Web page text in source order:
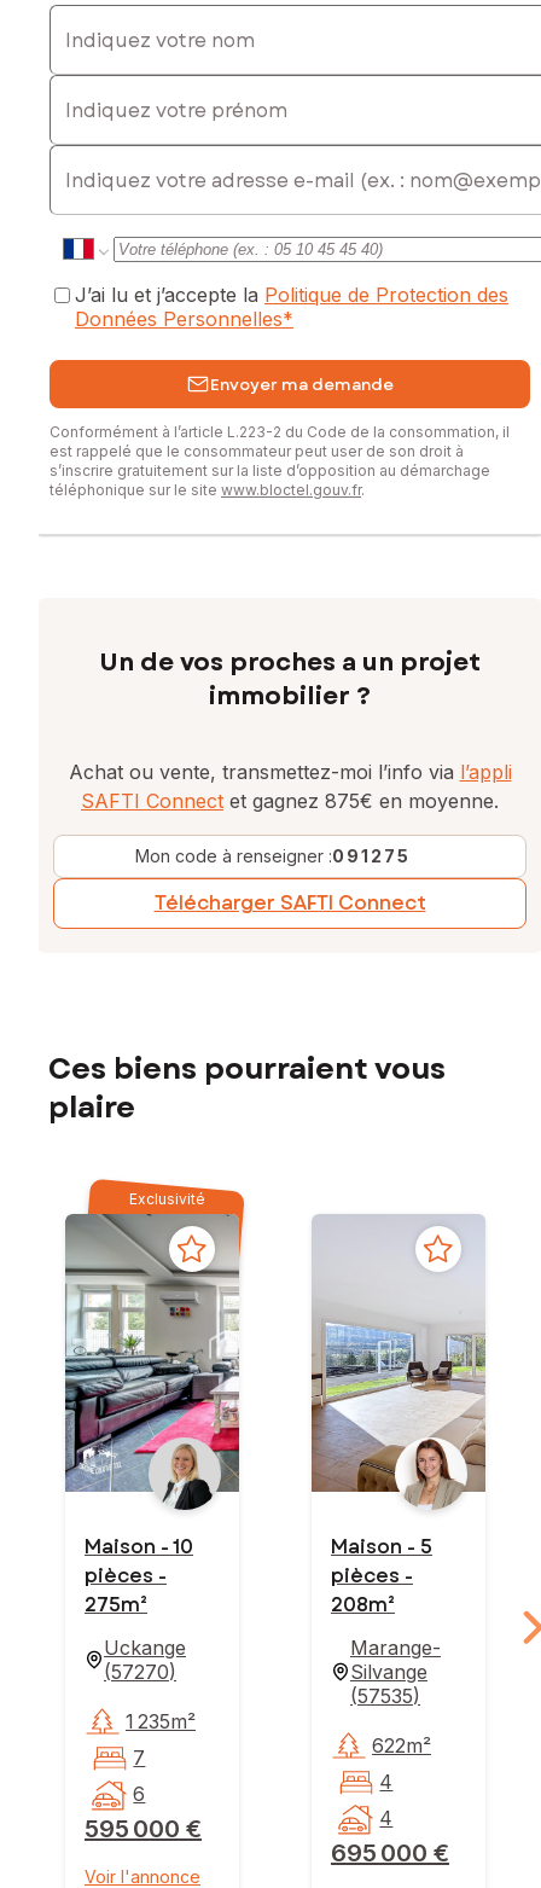
Indiquez votre nom
Indiquez votre prénom
E-mail
J’ai lu et j’accepte la Politique de Protection des
Données Personnelles*
Envoyer ma demande
Conformément à l’article L.223-2 du Code de la consommation, il
est rappelé que le consommateur peut user de son droit à
s’inscrire gratuitement sur la liste d’opposition au démarchage
téléphonique sur le site www.bloctel.gouv.fr.
Un de vos proches a un projet
immobilier ?
Achat ou vente, transmettez-moi l’info via l’appli
SAFTI Connect et gagnez 875€ en moyenne.
Mon code à renseigner :091275
Télécharger SAFTI Connect
Ces biens pourraient vous
plaire
Exclusivité
Maison - 10
pièces -
275m²
Uckange
(57270)
595 000 €
1 235m²
7
6
Voir l'annonce
Maison - 5
pièces -
208m²
Marange-
Silvange
(57535)
695 000 €
622m²
4
4